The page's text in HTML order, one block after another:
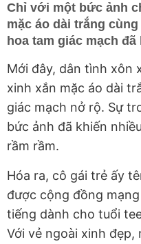
Chỉ với một bức ảnh
mặc áo dài trắng
hoa tam giác mạch
Mới đây, dân tình xôn
xinh xắn mặc áo dài
giác mạch nở rộ. Sự
bức ảnh đã khiến
rầm rầm.
Hóa ra, cô gái trẻ ấy
được cộng đồng
tiếng dành cho tuổi
Với vẻ ngoài xinh